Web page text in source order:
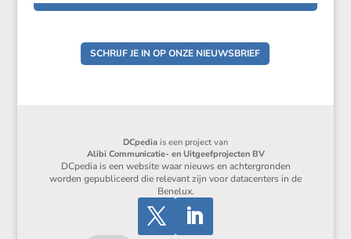
SCHRIJF JE IN OP ONZE NIEUWSBRIEF
DCpedia is een project van
Alibi Communicatie- en Uitgeefprojecten BV
DCpedia is een website waar nieuws en achtergronden
worden gepubliceerd die relevant zijn voor datacenters in de
Benelux.